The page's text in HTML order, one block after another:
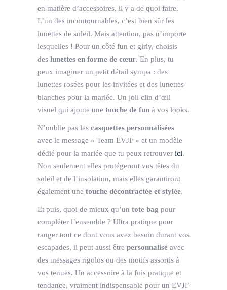
en matière d’accessoires, il y a de quoi faire.
L’un des incontournables, c’est bien sûr les
lunettes de soleil. Mais attention, pas n’importe
lesquelles ! Pour un côté fun et girly, choisis
des lunettes en forme de cœur. En plus, tu
peux imaginer un petit détail sympa : des
lunettes rosées pour les invitées et des lunettes
blanches pour la mariée. Un joli clin d’œil
visuel qui ajoute une touche de fun à vos looks.
N’oublie pas les casquettes personnalisées
avec le message « Team EVJF » et un modèle
dédié pour la mariée que tu peux retrouver ici.
Non seulement elles protégeront vos têtes du
soleil et de l’insolation, mais elles garantiront
également une touche décontractée et stylée.
Et puis, quoi de mieux qu’un tote bag pour
compléter l’ensemble ? Ultra pratique pour
ranger tout ce dont vous avez besoin durant vos
escapades, il peut aussi être personnalisé avec
des messages rigolos ou des motifs assortis à
vos tenues. Un accessoire à la fois pratique et
tendance, vraiment indispensable pour un EVJF